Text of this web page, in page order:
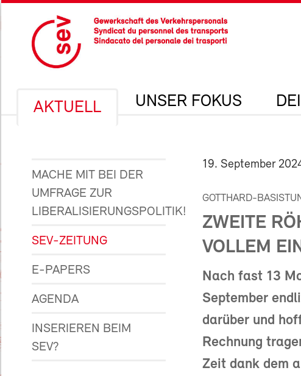
AKTUELL UNSER FOKUS
MACHE MIT BEI DER
UMFRAGE ZUR
LIBERALISIERUNGSPOLITIK!
SEV-ZEITUNG
E-PAPERS
AGENDA
INSERIEREN BEIM
SEV?
19. September
GOTTHARD-
ZWEITE
VOLLEM
Nach fast 13
September
darüber und
Rechnung
Zeit dank dem